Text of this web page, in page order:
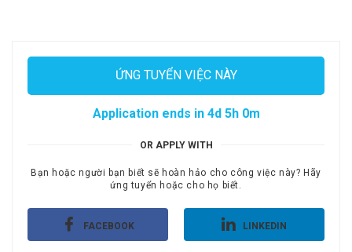
ỨNG TUYỂN VIỆC NÀY
Application ends in 4d 5h 0m
OR APPLY WITH
Bạn hoặc người bạn biết sẽ hoàn hảo cho công việc này? Hãy
ứng tuyển hoặc cho họ biết.
FACEBOOK LINKEDIN